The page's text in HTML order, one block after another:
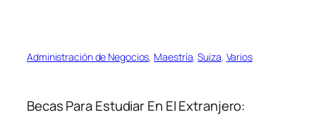
Administración de Negocios, Maestría, Suiza, Varios
Becas Para Estudiar En El Extranjero: